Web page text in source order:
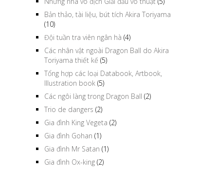
Bản thảo, tài liệu, bút tích Akira Toriyama
(10)
Đội tuần tra viên ngân hà (4)
Các nhân vật ngoài Dragon Ball do Akira
Toriyama thiết kế (5)
Tổng hợp các loại Databook, Artbook,
Illustration book (5)
Các ngôi làng trong Dragon Ball (2)
Trio de dangers (2)
Gia đình King Vegeta (2)
Gia đình Gohan (1)
Gia đình Mr Satan (1)
Gia đình Ox-king (2)